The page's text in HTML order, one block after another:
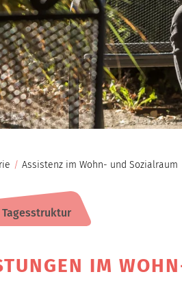
/ Assistenz im Wohn- und Sozialraum
Tagesstruktur
IM